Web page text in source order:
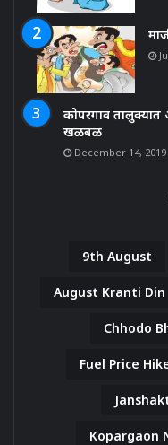
कोपरगाव तालुक्यात
खळबळ
December 14, 2019
9th August
August Kranti Din
Chhodo
Fuel Price
Kopargaon